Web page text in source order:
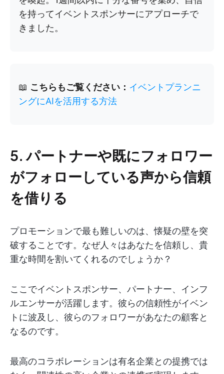
を持ってイベントスポンサーにアプローチで
きました。
📖 こちらもご覧ください： イベントプランニ
ングにAIを活用する方法
5. パートナーや既にフォロワー
がフォローしている声から信頼
を借りる
プロモーションで最も難しいのは、懐疑の壁を突
破することです。なぜ人々はあなたを信頼し、貴
重な時間を割いてくれるのでしょうか？
ここでイベントスポンサー、パートナー、インフ
ルエンサーが活躍します。彼らの信頼性がイベン
トに波及し、彼らのフォロワーがあなたの顧客と
なるのです。
最高のコラボレーションは有名企業との提携では